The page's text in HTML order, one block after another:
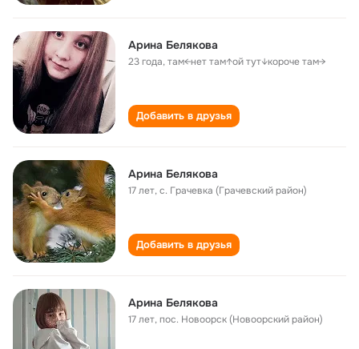
Арина Белякова
23 года,там←нет там↑ой тут↓короче там→
Добавить в друзья
Арина Белякова
17 лет,с. Грачевка (Грачевский район)
Добавить в друзья
Арина Белякова
17 лет,пос. Новоорск (Новоорский район)